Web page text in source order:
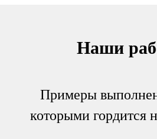
Наши
Примеры
которыми гордится